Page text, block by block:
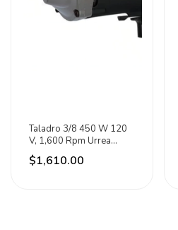
Taladro 3/8 450 W 120
V, 1,600 Rpm Urrea
Color Rojo
$1,610.00